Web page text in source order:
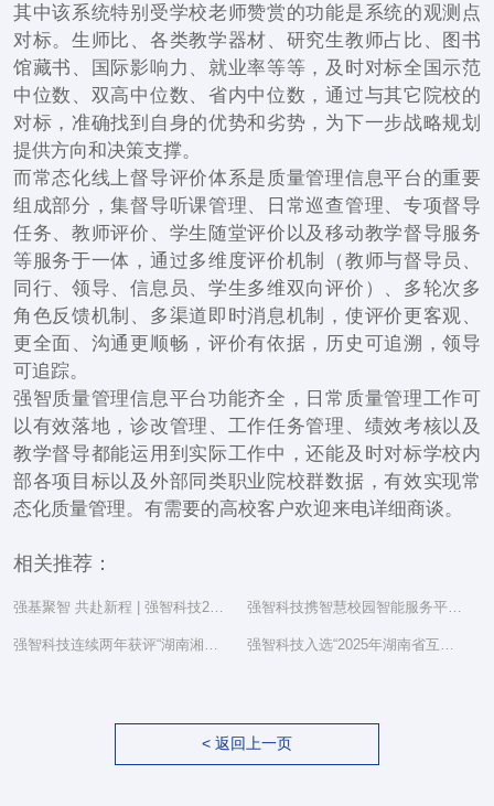
其中该系统特别受学校老师赞赏的功能是系统的观测点
对标。生师比、各类教学器材、研究生教师占比、图书
馆藏书、国际影响力、就业率等等，及时对标全国示范
中位数、双高中位数、省内中位数，通过与其它院校的
对标，准确找到自身的优势和劣势，为下一步战略规划
提供方向和决策支撑。
而常态化线上督导评价体系是质量管理信息平台的重要
组成部分，集督导听课管理、日常巡查管理、专项督导
任务、教师评价、学生随堂评价以及移动教学督导服务
等服务于一体，通过多维度评价机制（教师与督导员、
同行、领导、信息员、学生多维双向评价）、多轮次多
角色反馈机制、多渠道即时消息机制，使评价更客观、
更全面、沟通更顺畅，评价有依据，历史可追溯，领导
可追踪。
强智质量管理信息平台功能齐全，日常质量管理工作可
以有效落地，诊改管理、工作任务管理、绩效考核以及
教学督导都能运用到实际工作中，还能及时对标学校内
部各项目标以及外部同类职业院校群数据，有效实现常
态化质量管理。有需要的高校客户欢迎来电详细商谈。
相关推荐：
强基聚智 共赴新程 | 强智科技2025年度总结表彰大会隆重举行 强智科技携智慧校园智能服务平台亮相湖南省教育信息化工作研讨会
强智科技连续两年获评“湖南湘江新区民营企业社会责任百强” 强智科技入选“2025年湖南省互联网综合实力前三十家企业”
< 返回上一页